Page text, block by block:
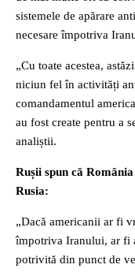
sistemele de apărare
necesare împotriva
„Cu toate acestea,
niciun fel în activități
comandamentul
au fost create pentru a
analiștii.
Rușii spun că
Rusia:
„Dacă americanii ar fi
împotriva Iranului, ar fi
potrivită din punct de